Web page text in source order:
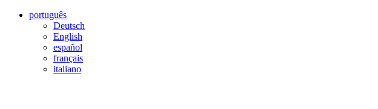
português
Deutsch
English
español
français
italiano